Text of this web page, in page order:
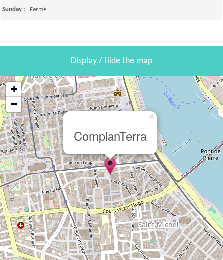
Sunday : Fermé
Display / Hide the map
ComplanTerra
×
+
−